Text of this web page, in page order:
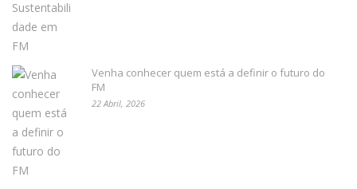
Venha conhecer quem está a definir o futuro do
FM
22 Abril, 2026